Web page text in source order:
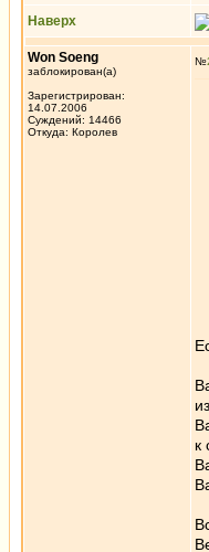
Наверх
Won Soeng
заблокирован(а)
Зарегистрирован:
14.07.2006
Суждений: 14466
Откуда: Королев
№
к